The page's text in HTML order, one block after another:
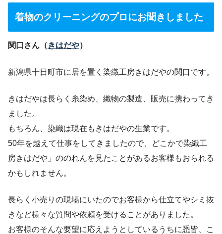
着物のクリーニングのプロにお聞きしました
関口さん（きはだや）
新潟県十日町市に居を置く染織工房きはだやの関口です。
きはだやは長らく糸染め、織物の製造、販売に携わってき
ました。
もちろん、染織は現在もきはだやの生業です。
50年を越えて仕事をしてきましたので、どこかで染織工
房きはだや」ののれんを見たことがあるお客様もおられる
かもしれません。
長らく小売りの現場にいたのでお客様から仕立てやシミ抜
きなど様々な質問や依頼を受けることがありました。
お客様のそんな要望に応えようとしているうちに悉皆、こ